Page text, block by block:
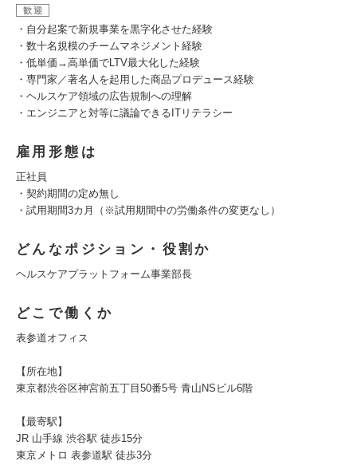
歓迎
・自分起案で新規事業を黒字化させた経験
・数十名規模のチームマネジメント経験
・低単価→高単価でLTV最大化した経験
・専門家／著名人を起用した商品プロデュース経験
・ヘルスケア領域の広告規制への理解
・エンジニアと対等に議論できるITリテラシー
雇用形態は
正社員
・契約期間の定め無し
・試用期間3カ月（※試用期間中の労働条件の変更なし）
どんなポジション・役割か
ヘルスケアプラットフォーム事業部長
どこで働くか
表参道オフィス
【所在地】
東京都渋谷区神宮前五丁目50番5号 青山NSビル6階
【最寄駅】
JR 山手線 渋谷駅 徒歩15分
東京メトロ 表参道駅 徒歩3分